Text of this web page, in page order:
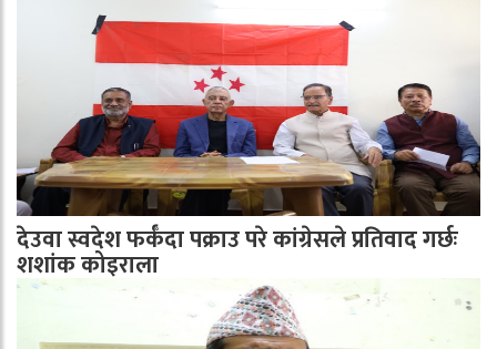
देउवा स्वदेश फर्कँदा पक्राउ परे कांग्रेसले प्रतिवाद गर्छः
शशांक कोइराला